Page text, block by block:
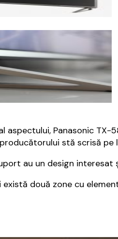
aspectului, Panasonic
stă scrisă
au un design
există două zone cu